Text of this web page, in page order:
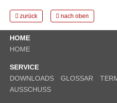
zurück nach oben
HOME
HOME
SERVICE
DOWNLOADS
GLOSSAR
AUSSCHUSS